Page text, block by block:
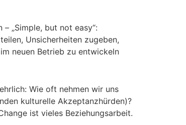
„Simple, but not easy“:
Unsicherheiten zugeben,
neuen Betrieb zu entwickeln
Wie oft nehmen wir uns
kulturelle Akzeptanzhürden)?
ist vieles Beziehungsarbeit.